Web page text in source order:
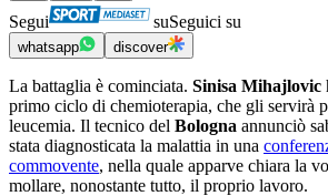
Segui suSeguici su
whatsapp discover
La battaglia è cominciata. Sinisa Mihajlovic
primo ciclo di chemioterapia, che gli servirà
leucemia. Il tecnico del Bologna annunciò
stata diagnosticata la malattia in una
commovente, nella quale apparve chiara la
mollare, nonostante tutto, il proprio lavoro.